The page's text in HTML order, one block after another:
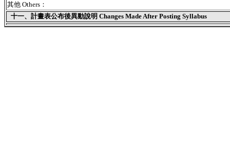
其他 Others：
十一、 計畫表公布後異動說明 Changes Made After Posting Syllabus